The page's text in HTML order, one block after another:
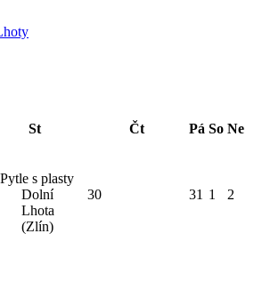
St Čt Pá So Ne
Pytle s plasty
Dolní
Lhota
(Zlín)
30 31 1 2